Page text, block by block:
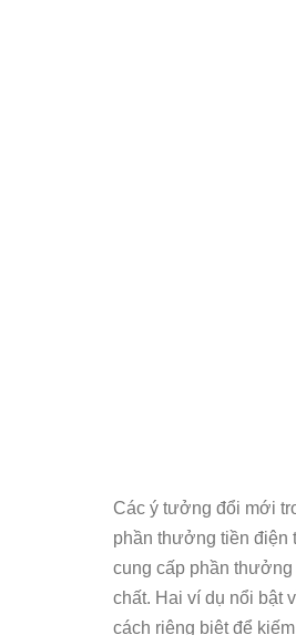
Các ý tưởng đổi mới
phần thưởng tiền điện
cung cấp phần
chất. Hai ví dụ nổi bật
cách riêng biệt để